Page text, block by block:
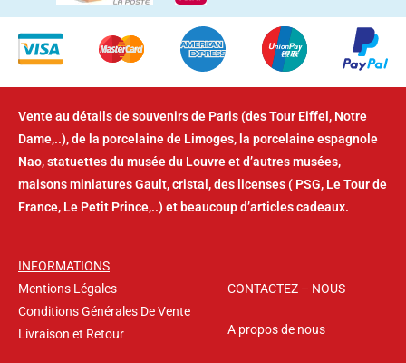
Vente au détails de souvenirs de Paris (des Tour Eiffel, Notre
Dame,..), de la porcelaine de Limoges, la porcelaine espagnole
Nao, statuettes du musée du Louvre et d’autres musées,
maisons miniatures Gault, cristal, des licenses ( PSG, Le Tour de
France, Le Petit Prince,..) et beaucoup d’articles cadeaux.
INFORMATIONS
Mentions Légales
Conditions Générales De Vente
Livraison et Retour
CONTACTEZ – NOUS
A propos de nous